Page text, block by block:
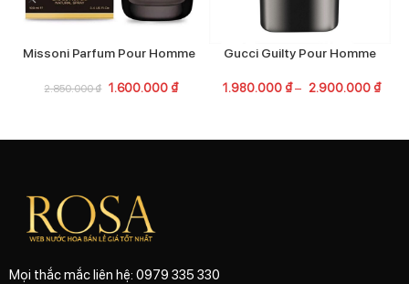
Missoni Parfum Pour Homme
2.850.000₫ 1.600.000 ₫
Gucci Guilty Pour Homme
1.980.000 ₫– 2.900.000 ₫
Mọi thắc mắc liên hệ: 0979 335 330